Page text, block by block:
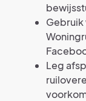
Leg